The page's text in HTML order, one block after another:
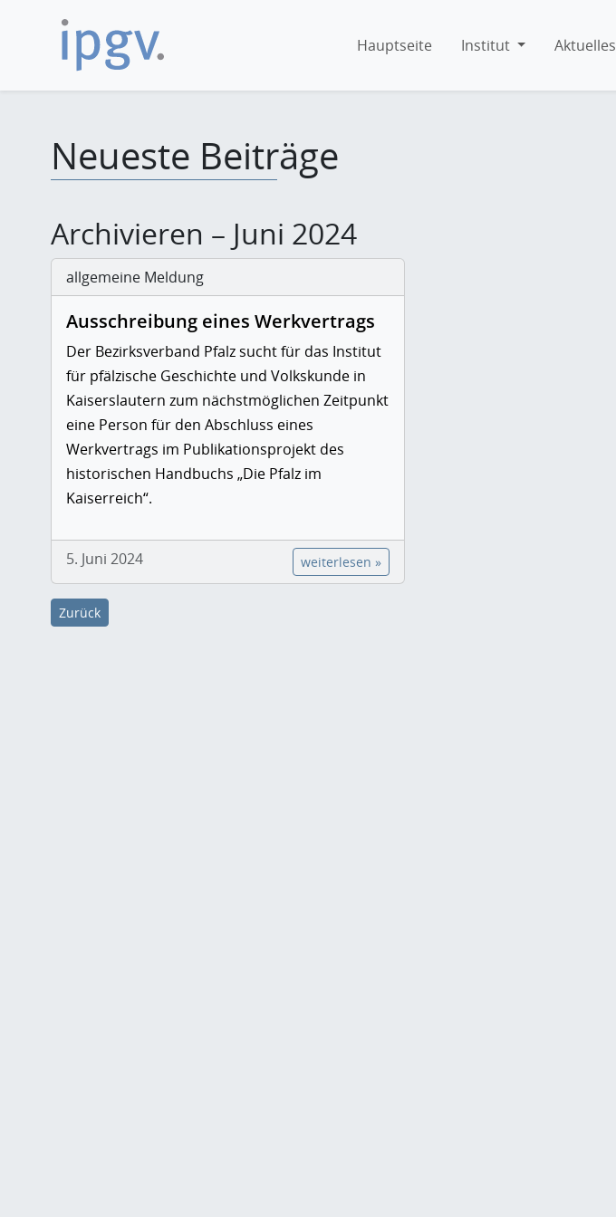
Hauptseite Institut Aktuelles
Neueste Beiträge
Archivieren – Juni 2024
allgemeine Meldung
Ausschreibung eines Werkvertrags
Der Bezirksverband Pfalz sucht für das Institut
für pfälzische Geschichte und Volkskunde in
Kaiserslautern zum nächstmöglichen Zeitpunkt
eine Person für den Abschluss eines
Werkvertrags im Publikationsprojekt des
historischen Handbuchs „Die Pfalz im
Kaiserreich“.
5. Juni 2024 weiterlesen »
Zurück